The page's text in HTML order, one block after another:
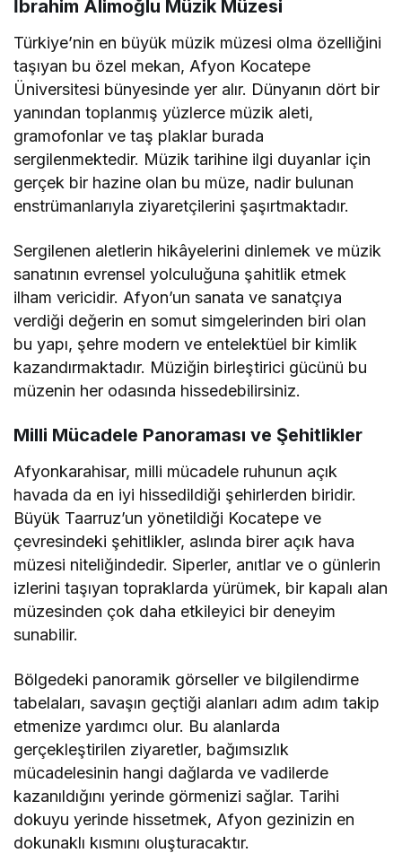
İbrahim Alimoğlu Müzik Müzesi
Türkiye’nin en büyük müzik müzesi olma özelliğini
taşıyan bu özel mekan, Afyon Kocatepe
Üniversitesi bünyesinde yer alır. Dünyanın dört bir
yanından toplanmış yüzlerce müzik aleti,
gramofonlar ve taş plaklar burada
sergilenmektedir. Müzik tarihine ilgi duyanlar için
gerçek bir hazine olan bu müze, nadir bulunan
enstrümanlarıyla ziyaretçilerini şaşırtmaktadır.
Sergilenen aletlerin hikâyelerini dinlemek ve müzik
sanatının evrensel yolculuğuna şahitlik etmek
ilham vericidir. Afyon’un sanata ve sanatçıya
verdiği değerin en somut simgelerinden biri olan
bu yapı, şehre modern ve entelektüel bir kimlik
kazandırmaktadır. Müziğin birleştirici gücünü bu
müzenin her odasında hissedebilirsiniz.
Milli Mücadele Panoraması ve Şehitlikler
Afyonkarahisar, milli mücadele ruhunun açık
havada da en iyi hissedildiği şehirlerden biridir.
Büyük Taarruz’un yönetildiği Kocatepe ve
çevresindeki şehitlikler, aslında birer açık hava
müzesi niteliğindedir. Siperler, anıtlar ve o günlerin
izlerini taşıyan topraklarda yürümek, bir kapalı alan
müzesinden çok daha etkileyici bir deneyim
sunabilir.
Bölgedeki panoramik görseller ve bilgilendirme
tabelaları, savaşın geçtiği alanları adım adım takip
etmenize yardımcı olur. Bu alanlarda
gerçekleştirilen ziyaretler, bağımsızlık
mücadelesinin hangi dağlarda ve vadilerde
kazanıldığını yerinde görmenizi sağlar. Tarihi
dokuyu yerinde hissetmek, Afyon gezinizin en
dokunaklı kısmını oluşturacaktır.